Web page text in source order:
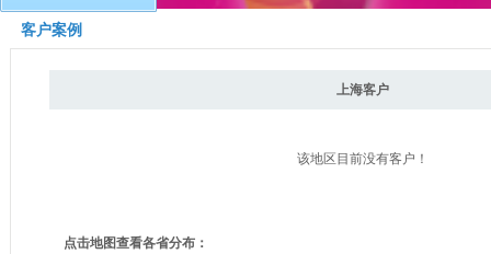
客户案例
上海客户
该地区目前没有客户！
点击地图查看各省分布：